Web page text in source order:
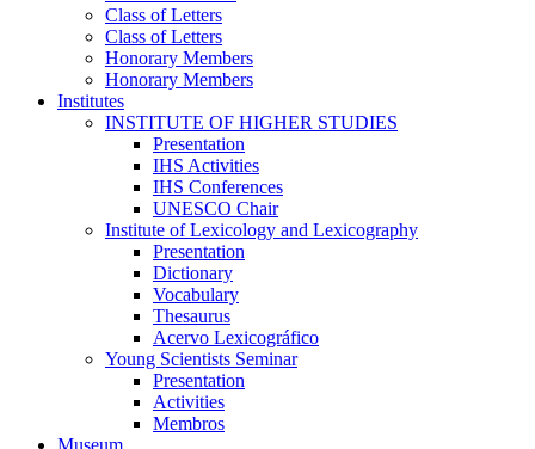
Class of Letters
Class of Letters
Honorary Members
Honorary Members
Institutes
INSTITUTE OF HIGHER STUDIES
Presentation
IHS Activities
IHS Conferences
UNESCO Chair
Institute of Lexicology and Lexicography
Presentation
Dictionary
Vocabulary
Thesaurus
Acervo Lexicográfico
Young Scientists Seminar
Presentation
Activities
Membros
Museum